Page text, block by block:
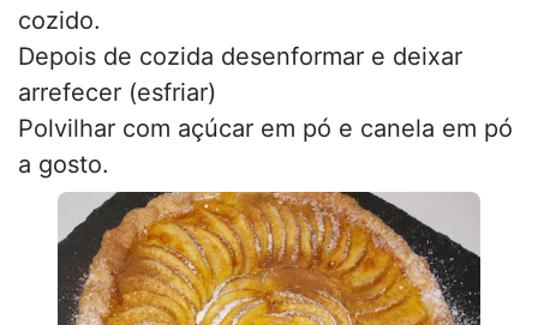
cozido.
Depois de cozida desenformar e deixar
arrefecer (esfriar)
Polvilhar com açúcar em pó e canela em pó
a gosto.